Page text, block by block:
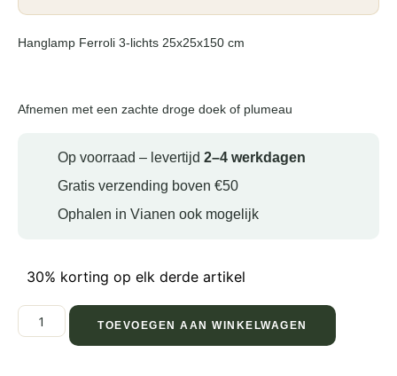
Hanglamp Ferroli 3-lichts 25x25x150 cm
Afnemen met een zachte droge doek of plumeau
Op voorraad – levertijd 2–4 werkdagen
Gratis verzending boven €50
Ophalen in Vianen ook mogelijk
30% korting op elk derde artikel
TOEVOEGEN AAN WINKELWAGEN